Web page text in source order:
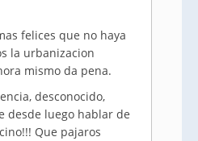
felices que no haya
la urbanizacion
mismo da pena.
desconocido,
desde luego hablar de
Que pajaros